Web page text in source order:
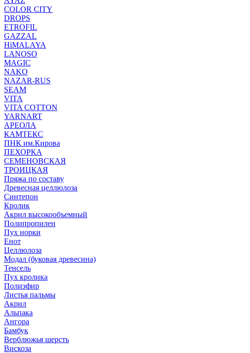
COLOR CITY
DROPS
ETROFIL
GAZZAL
HiMALAYA
LANOSO
MAGIC
NAKO
NAZAR-RUS
SEAM
VITA
VITA COTTON
YARNART
АРЕОЛА
КАМТЕКС
ПНК им.Кирова
ПЕХОРКА
СЕМЕНОВСКАЯ
ТРОИЦКАЯ
Пряжа по составу
Древесная целлюлоза
Синтепон
Кролик
Акрил высокообъемный
Полипропилен
Пух норки
Енот
Целлюлоза
Модал (буковая древесина)
Тенсель
Пух кролика
Полиэфир
Листья пальмы
Акрил
Альпака
Ангора
Бамбук
Верблюжья шерсть
Вискоза